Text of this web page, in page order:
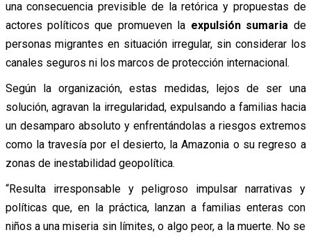
una consecuencia previsible de la retórica y propuestas de
actores políticos que promueven la expulsión sumaria de
personas migrantes en situación irregular, sin considerar los
canales seguros ni los marcos de protección internacional.
Según la organización, estas medidas, lejos de ser una
solución, agravan la irregularidad, expulsando a familias hacia
un desamparo absoluto y enfrentándolas a riesgos extremos
como la travesía por el desierto, la Amazonia o su regreso a
zonas de inestabilidad geopolítica.
“Resulta irresponsable y peligroso impulsar narrativas y
políticas que, en la práctica, lanzan a familias enteras con
niños a una miseria sin límites, o algo peor, a la muerte. No se